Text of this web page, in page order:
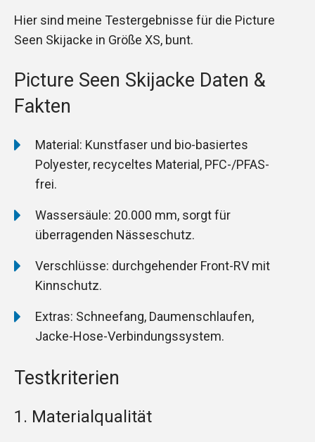
Hier sind meine Testergebnisse für die Picture
Seen Skijacke in Größe XS, bunt.
Picture Seen Skijacke Daten &
Fakten
Material: Kunstfaser und bio-basiertes
Polyester, recyceltes Material, PFC-/PFAS-
frei.
Wassersäule: 20.000 mm, sorgt für
überragenden Nässeschutz.
Verschlüsse: durchgehender Front-RV mit
Kinnschutz.
Extras: Schneefang, Daumenschlaufen,
Jacke-Hose-Verbindungssystem.
Testkriterien
1. Materialqualität